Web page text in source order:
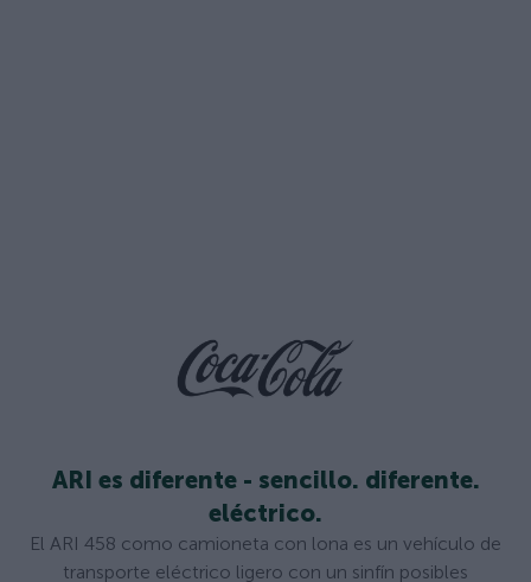
ARI es diferente - sencillo. diferente.
eléctrico.
El ARI 458 como camioneta con lona es un vehículo de
transporte eléctrico ligero con un sinfín posibles